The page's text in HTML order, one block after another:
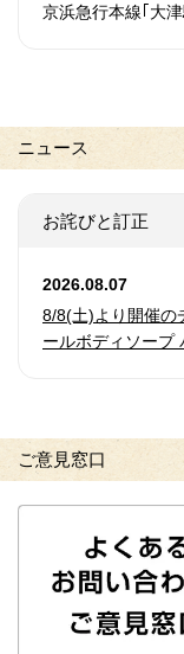
京浜急行本線｢大
ニュース
お詫びと訂正
2026.08.07
8/8(土)より開催の
ールボディソープ
ご意見窓口